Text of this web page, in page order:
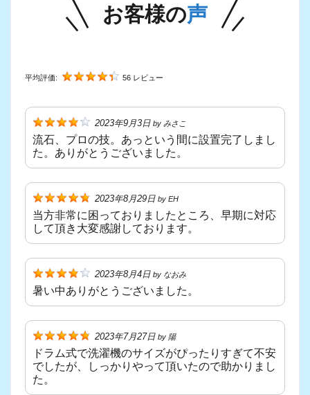
お客様の声
平均評価: 56 レビュー
2023年9月3日 by みさこ
流石、プロの技。あっという間に設置完了しまし
た。ありがとうございました。
2023年8月29日 by EH
当方非常に困っておりましたところ、早期に対応
して頂き大変感謝しております。
2023年8月4日 by なおみ
暑い中ありがとうございました。
2023年7月27日 by 陽
ドラム式で洗濯機のサイズがぴったりすぎて不安
でしたが、しっかりやって頂いたので助かりまし
た。